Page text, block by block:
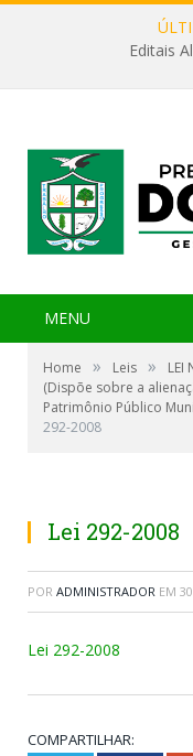
Editais
MENU
Home » Leis »
LEI
(Dispõe sobre a
Patrimônio Público
292-2008
Lei 292-2008
POR ADMINISTRADOR EM
Lei 292-2008
COMPARTILHAR: